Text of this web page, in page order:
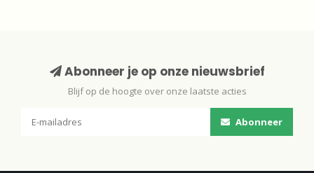
Abonneer je op onze nieuwsbrief
Blijf op de hoogte over onze laatste acties
Abonneer